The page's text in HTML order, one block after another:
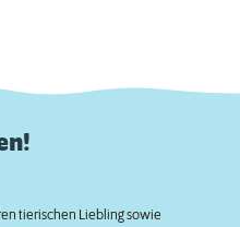
tierischen Liebling sowie